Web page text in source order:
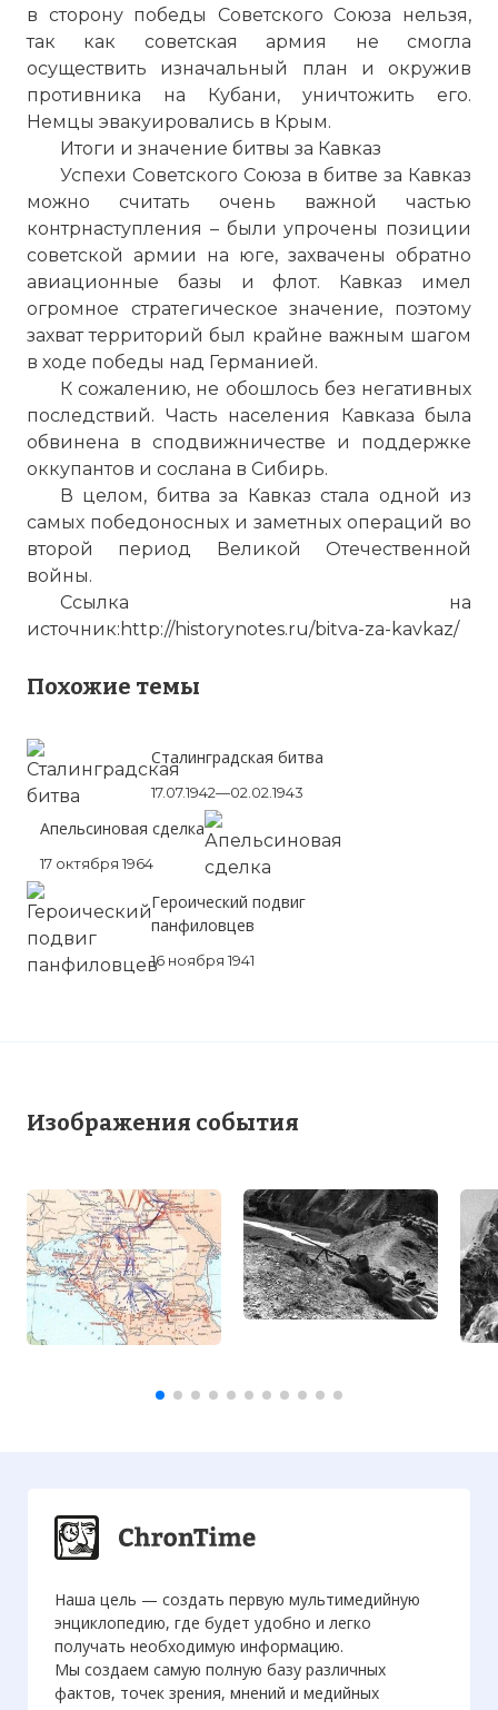
в сторону победы Советского Союза нельзя,
так как советская армия не смогла
осуществить изначальный план и окружив
противника на Кубани, уничтожить его.
Немцы эвакуировались в Крым.
Итоги и значение битвы за Кавказ
Успехи Советского Союза в битве за Кавказ
можно считать очень важной частью
контрнаступления – были упрочены позиции
советской армии на юге, захвачены обратно
авиационные базы и флот. Кавказ имел
огромное стратегическое значение, поэтому
захват территорий был крайне важным шагом
в ходе победы над Германией.
К сожалению, не обошлось без негативных
последствий. Часть населения Кавказа была
обвинена в сподвижничестве и поддержке
оккупантов и сослана в Сибирь.
В целом, битва за Кавказ стала одной из
самых победоносных и заметных операций во
второй период Великой Отечественной
войны.
Ссылка на
источник:http://historynotes.ru/bitva-za-kavkaz/
Похожие темы
Сталинградская битва
17.07.1942—02.02.1943
Апельсиновая сделка
17 октября 1964
Героический подвиг
панфиловцев
16 ноября 1941
Изображения события
Наша цель — создать первую мультимедийную
энциклопедию, где будет удобно и легко
получать необходимую информацию.
Мы создаем самую полную базу различных
фактов, точек зрения, мнений и медийных